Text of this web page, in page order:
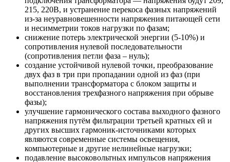
215, 220В, и устранение перекоса фазных напряжений
из-за неуравновешенности напряжения питающей сети
и несимметрии токов нагрузки по фазам;
снижение потерь электрической энергии (5-10%) и
сопротивления нулевой последовательности
(сопротивления петли фаза – нуль);
создание устойчивой нулевой точки, преобразование
двух фаз в три при пропадании одной из фаз (при
выполнении трансформатора с блоком защиты и
восстановления трехфазного напряжения при обрыве
фазы);
улучшение гармонического состава выходного фазного
напряжения путём фильтрации третьей кратных ей и
других высших гармоник-источниками которых
являются современные системы освещения,
компьютерные и другие нелинейные нагрузки;
подавление высоковольтных импульсов напряжения